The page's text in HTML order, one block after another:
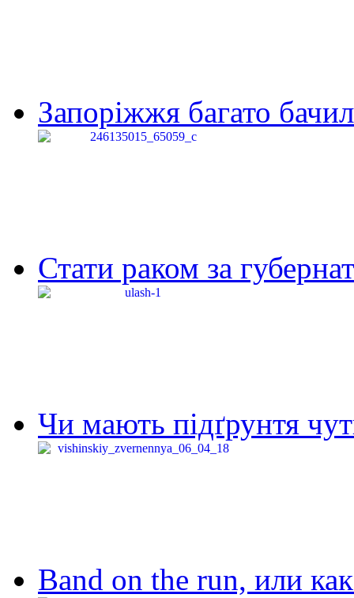
Запоріжжя багато
Стати раком за
Чи мають підґрунтя
Band on the run, или